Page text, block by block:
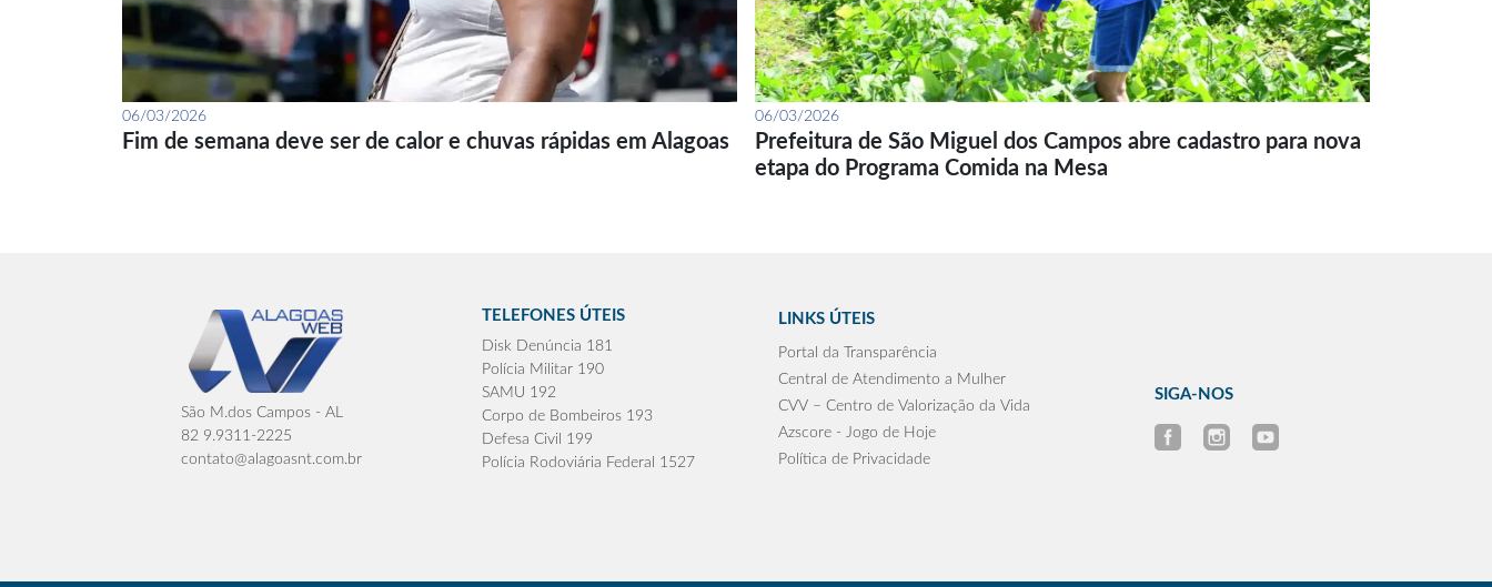
06/03/2026
Fim de semana deve ser de calor e chuvas rápidas em Alagoas
06/03/2026
Prefeitura de São Miguel dos Campos abre cadastro para nova
etapa do Programa Comida na Mesa
São M.dos Campos - AL
82 9.9311-2225
contato@alagoasnt.com.br
TELEFONES ÚTEIS
Disk Denúncia 181
Polícia Militar 190
SAMU 192
Corpo de Bombeiros 193
Defesa Civil 199
Polícia Rodoviária Federal 1527
LINKS ÚTEIS
Portal da Transparência
Central de Atendimento a Mulher
CVV – Centro de Valorização da Vida
Azscore - Jogo de Hoje
Política de Privacidade
SIGA-NOS